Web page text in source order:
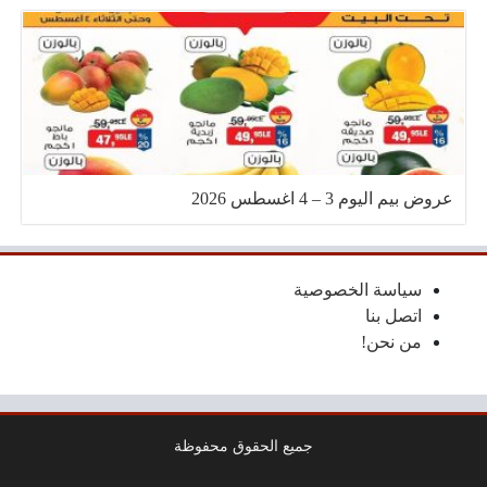
عروض بيم اليوم 3 – 4 اغسطس 2026
سياسة الخصوصية
اتصل بنا
من نحن!
جميع الحقوق محفوظة